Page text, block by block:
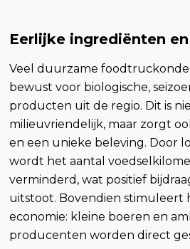
Eerlijke ingrediënten
Veel duurzame
bewust voor biologische,
producten uit de regio. Dit is
milieuvriendelijk, maar zorgt
en een unieke beleving. Door
wordt het aantal
verminderd, wat positief
uitstoot. Bovendien stimuleert
economie: kleine boeren en
producenten worden direct